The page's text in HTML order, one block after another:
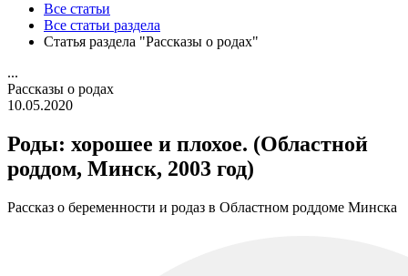
Все статьи
Все статьи раздела
Статья раздела "Рассказы о родах"
...
Рассказы о родах
10.05.2020
Роды: хорошее и плохое. (Областной
роддом, Минск, 2003 год)
Рассказ о беременности и родаз в Областном роддоме Минска